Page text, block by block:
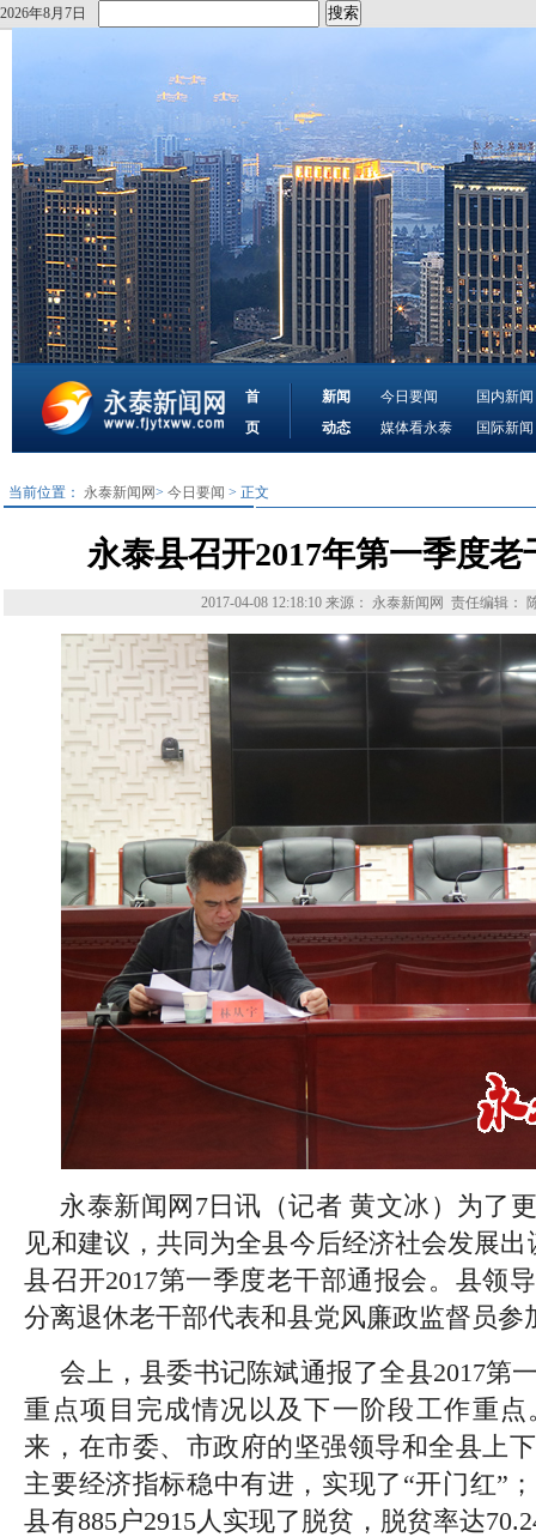
2026年8月7日
首
页
新闻
动态
今日要闻
媒体看永泰
国内新闻
国际新闻
当前位置： 永泰新闻网>今日要闻 > 正文
永泰县召开2017年第一季度老
2017-04-08 12:18:10 来源： 永泰新闻网 责任编辑：
永泰新闻网7日讯（记者 黄文冰）为了
见和建议，共同为全县今后经济社会发展
县召开2017第一季度老干部通报会。县领
分离退休老干部代表和县党风廉政监督员参
会上，县委书记陈斌通报了全县2017第
重点项目完成情况以及下一阶段工作重
来，在市委、市政府的坚强领导和全县上
主要经济指标稳中有进，实现了“开门红”
县有885户2915人实现了脱贫，脱贫率达